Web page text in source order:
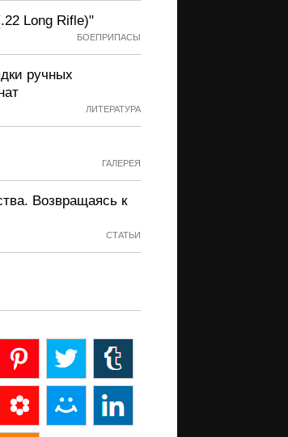
Long Rifle)"
БОЕПРИПАСЫ
ручных
ЛИТЕРАТУРА
ГАЛЕРЕЯ
Возвращаясь к
СТАТЬИ